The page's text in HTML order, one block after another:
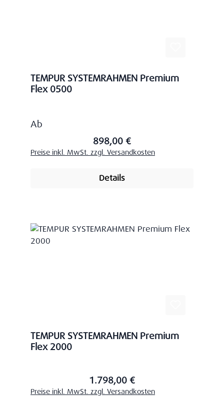
TEMPUR SYSTEMRAHMEN Premium
Flex 0500
Regulärer Preis:
Ab
898,00 €
Preise inkl. MwSt. zzgl. Versandkosten
Details
TEMPUR SYSTEMRAHMEN Premium
Flex 2000
Regulärer Preis:1.798,00 €
Preise inkl. MwSt. zzgl. Versandkosten